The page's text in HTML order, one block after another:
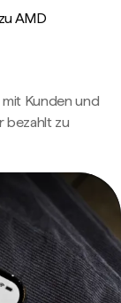
AMD
mit Kunden und
bezahlt zu